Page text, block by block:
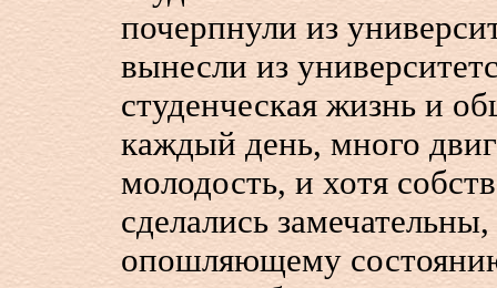
почерпнули из
вынесли из
студенческая жизнь и
каждый день, много
молодость, и хотя
сделались
опошляющему